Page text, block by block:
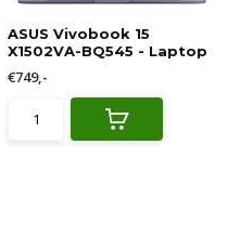
ASUS Vivobook 15
X1502VA-BQ545 - Laptop
€749,-